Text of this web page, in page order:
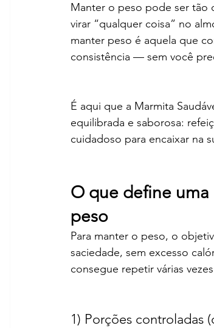
Manter o peso pode ser tão
virar “qualquer coisa” no
manter peso é aquela que
consistência — sem você
É aqui que a Marmita
equilibrada e saborosa:
cuidadoso para encaixar na
O que define
peso
Para manter o peso, o
saciedade, sem excesso
consegue repetir várias
1) Porções controladas